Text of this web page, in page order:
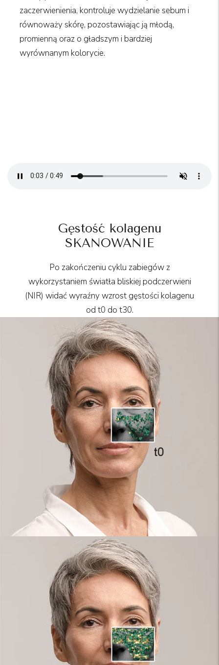
zaczerwienienia, kontroluje wydzielanie sebum i
równoważy skórę, pozostawiając ją młodą,
promienną oraz o gładszym i bardziej
wyrównanym kolorycie.
Gęstość kolagenu
SKANOWANIE
Po zakończeniu cyklu zabiegów z
wykorzystaniem światła bliskiej podczerwieni
(NIR) widać wyraźny wzrost gęstości kolagenu
od t0 do t30.
And be the first to hear about our new product